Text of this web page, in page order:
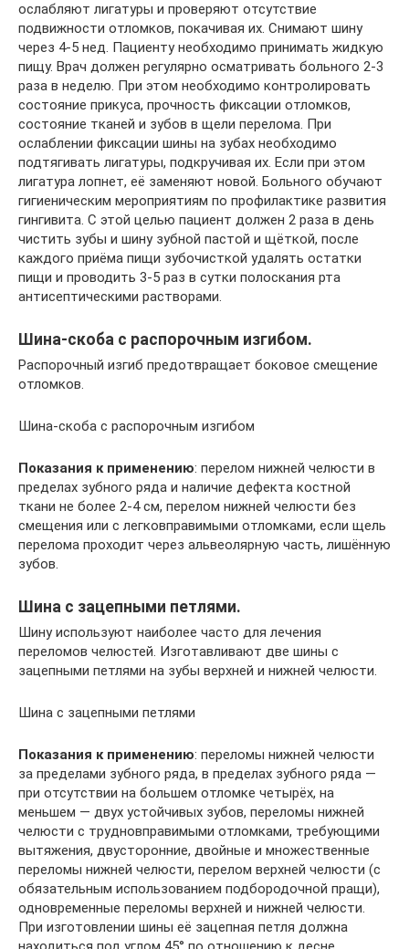
ослабляют лигатуры и проверяют отсутствие
подвижности отломков, покачивая их. Снимают шину
через 4-5 нед. Пациенту необходимо принимать жидкую
пищу. Врач должен регулярно осматривать больного 2-3
раза в неделю. При этом необходимо контролировать
состояние прикуса, прочность фиксации отломков,
состояние тканей и зубов в щели перелома. При
ослаблении фиксации шины на зубах необходимо
подтягивать лигатуры, подкручивая их. Если при этом
лигатура лопнет, её заменяют новой. Больного обучают
гигиеническим мероприятиям по профилактике развития
гингивита. С этой целью пациент должен 2 раза в день
чистить зубы и шину зубной пастой и щёткой, после
каждого приёма пищи зубочисткой удалять остатки
пищи и проводить 3-5 раз в сутки полоскания рта
антисептическими растворами.
Шина-скоба с распорочным изгибом.
Распорочный изгиб предотвращает боковое смещение
отломков.
Шина-скоба с распорочным изгибом
Показания к применению: перелом нижней челюсти в
пределах зубного ряда и наличие дефекта костной
ткани не более 2-4 см, перелом нижней челюсти без
смещения или с легковправимыми отломками, если щель
перелома проходит через альвеолярную часть, лишённую
зубов.
Шина с зацепными петлями.
Шину используют наиболее часто для лечения
переломов челюстей. Изготавливают две шины с
зацепными петлями на зубы верхней и нижней челюсти.
Шина с зацепными петлями
Показания к применению: переломы нижней челюсти
за пределами зубного ряда, в пределах зубного ряда —
при отсутствии на большем отломке четырёх, на
меньшем — двух устойчивых зубов, переломы нижней
челюсти с трудновправимыми отломками, требующими
вытяжения, двусторонние, двойные и множественные
переломы нижней челюсти, перелом верхней челюсти (с
обязательным использованием подбородочной пращи),
одновременные переломы верхней и нижней челюсти.
При изготовлении шины её зацепная петля должна